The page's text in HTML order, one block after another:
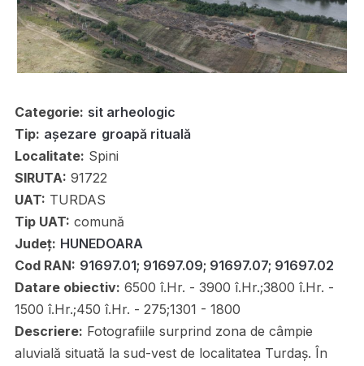
Categorie: sit arheologic
Tip: așezare groapă rituală
Localitate: Spini
SIRUTA: 91722
UAT: TURDAS
Tip UAT: comună
Județ: HUNEDOARA
Cod RAN: 91697.01; 91697.09; 91697.07; 91697.02
Datare obiectiv: 6500 î.Hr. - 3900 î.Hr.;3800 î.Hr. -
1500 î.Hr.;450 î.Hr. - 275;1301 - 1800
Descriere: Fotografiile surprind zona de câmpie
aluvială situată la sud-vest de localitatea Turdaș. În